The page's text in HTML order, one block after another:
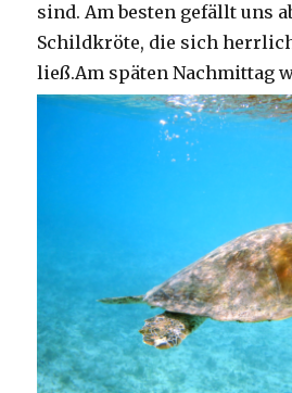
sind. Am besten gefällt uns
Schildkröte, die sich
ließ.Am späten Nachmittag